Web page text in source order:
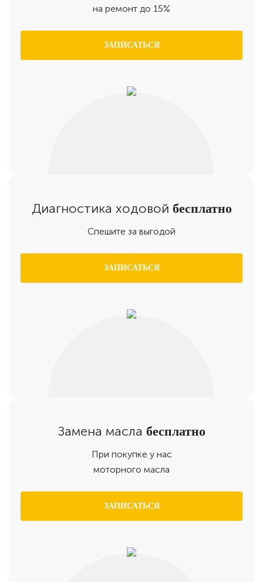
на ремонт до 15%
ЗАПИСАТЬСЯ
Диагностика ходовой бесплатно
Спешите за выгодой
ЗАПИСАТЬСЯ
Замена масла бесплатно
При покупке у нас
моторного масла
ЗАПИСАТЬСЯ